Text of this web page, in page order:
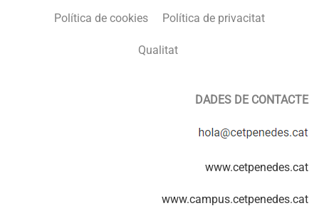
Política de cookies Política de privacitat
Qualitat
DADES DE CONTACTE
www.cetpenedes.cat
www.campus.cetpenedes.cat